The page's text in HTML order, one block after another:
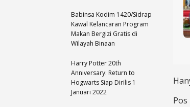
Babinsa Kodim 1420/Sidrap
Kawal Kelancaran Program
Makan Bergizi Gratis di
Wilayah Binaan
Harry Potter 20th
Anniversary: Return to
Hogwarts Siap Dirilis 1
Januari 2022